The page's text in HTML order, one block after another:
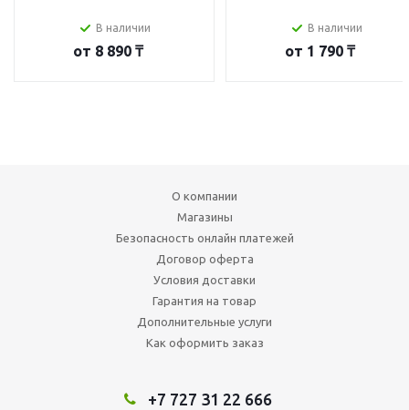
В наличии
от 8 890 ₸
В наличии
от 1 790 ₸
О компании
Магазины
Безопасность онлайн платежей
Договор оферта
Условия доставки
Гарантия на товар
Дополнительные услуги
Как оформить заказ
+7 727 31 22 666